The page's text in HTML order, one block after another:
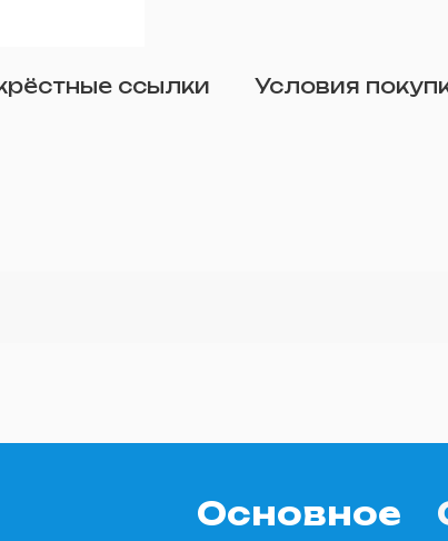
ссылки Условия
Основное
фото (по желанию)